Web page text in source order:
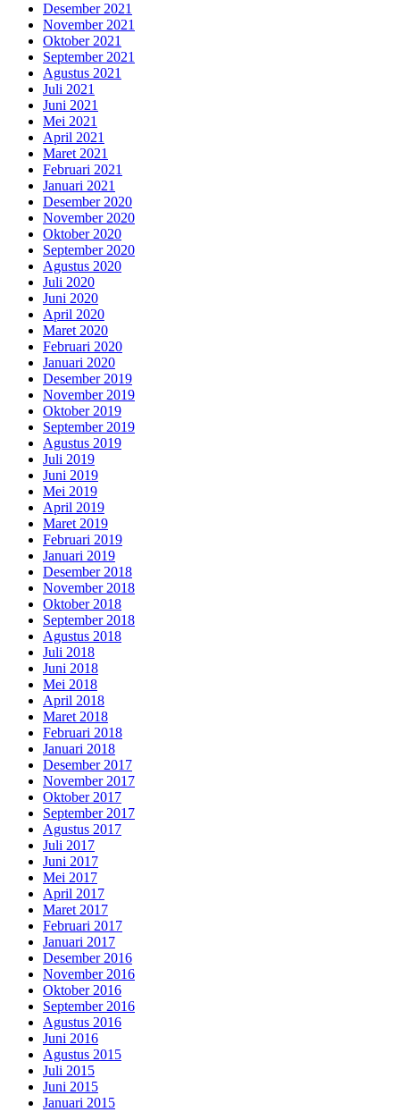
Desember 2021
November 2021
Oktober 2021
September 2021
Agustus 2021
Juli 2021
Juni 2021
Mei 2021
April 2021
Maret 2021
Februari 2021
Januari 2021
Desember 2020
November 2020
Oktober 2020
September 2020
Agustus 2020
Juli 2020
Juni 2020
April 2020
Maret 2020
Februari 2020
Januari 2020
Desember 2019
November 2019
Oktober 2019
September 2019
Agustus 2019
Juli 2019
Juni 2019
Mei 2019
April 2019
Maret 2019
Februari 2019
Januari 2019
Desember 2018
November 2018
Oktober 2018
September 2018
Agustus 2018
Juli 2018
Juni 2018
Mei 2018
April 2018
Maret 2018
Februari 2018
Januari 2018
Desember 2017
November 2017
Oktober 2017
September 2017
Agustus 2017
Juli 2017
Juni 2017
Mei 2017
April 2017
Maret 2017
Februari 2017
Januari 2017
Desember 2016
November 2016
Oktober 2016
September 2016
Agustus 2016
Juni 2016
Agustus 2015
Juli 2015
Juni 2015
Januari 2015